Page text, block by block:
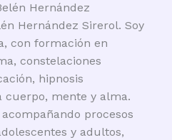
Hernández
Hernández Sirerol. Soy
con formación en
constelaciones
hipnosis
cuerpo, mente y alma.
procesos
y adultos,